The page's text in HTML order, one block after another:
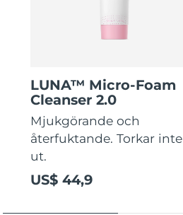
LUNA™ Micro-Foam
Cleanser 2.0
Mjukgörande och
återfuktande. Torkar inte
ut.
US$ 44,9